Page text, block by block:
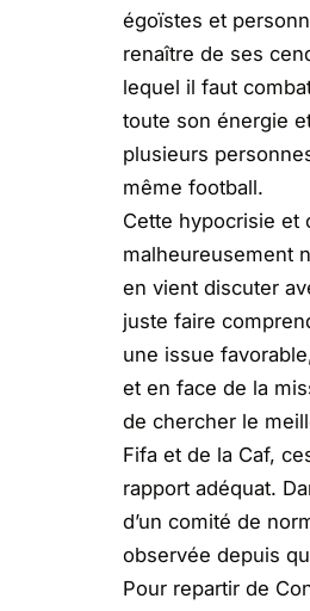
égoïstes et
renaître de ses
lequel il faut
toute son énergie
plusieurs
même football.
Cette hypocrisie et
malheureusement
en vient discuter
juste faire
une issue
et en face de la
de chercher le
Fifa et de la Caf,
rapport adéquat.
d’un comité de
observée depuis
Pour repartir de